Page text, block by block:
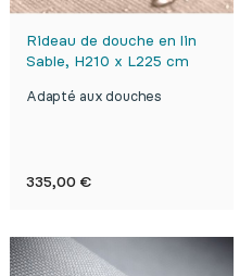
Rideau de douche en lin
Sable, H210 x L225 cm
Adapté aux douches
Prix
335,00 €